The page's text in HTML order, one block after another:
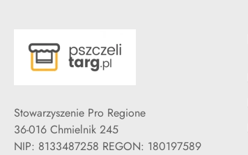
Stowarzyszenie Pro Regione
36-016 Chmielnik 245
NIP: 8133487258 REGON: 180197589